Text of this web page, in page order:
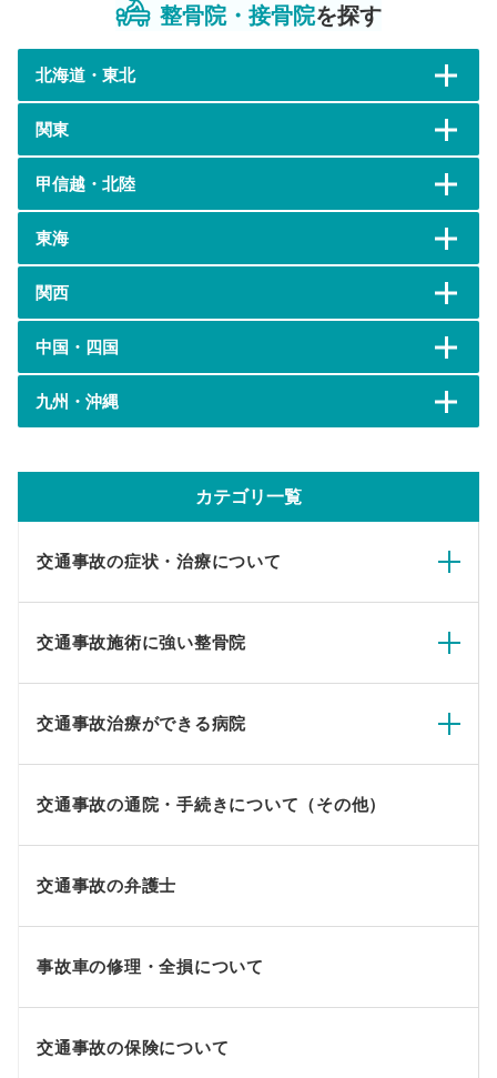
整骨院・接骨院を探す
北海道・東北
関東
甲信越・北陸
東海
関西
中国・四国
九州・沖縄
カテゴリ一覧
交通事故の症状・治療について
交通事故施術に強い整骨院
交通事故治療ができる病院
交通事故の通院・手続きについて（その他）
交通事故の弁護士
事故車の修理・全損について
交通事故の保険について